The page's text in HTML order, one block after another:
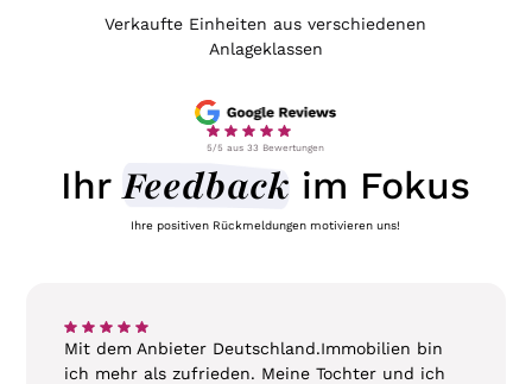
Verkaufte Einheiten aus verschiedenen
Anlageklassen
5/5 aus 33 Bewertungen
IhrFeedback im Fokus
Ihre positiven Rückmeldungen motivieren uns!
‍Mit dem Anbieter Deutschland.Immobilien bin
ich mehr als zufrieden. Meine Tochter und ich